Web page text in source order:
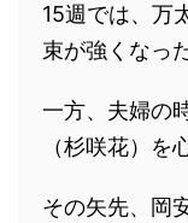
15週では、万
束が強くなっ
一方、夫婦の
（杉咲花）を
その矢先、岡